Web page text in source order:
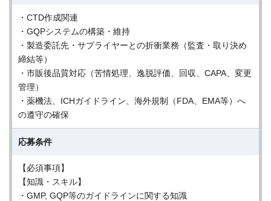
・CTD作成関連
・GQPシステムの構築・維持
・製造委託先・サプライヤーとの折衝業務（監査・取り決め
締結等）
・市販後品質対応（苦情処理、逸脱評価、回収、CAPA、変更
管理）
・薬機法、ICHガイドライン、海外規制（FDA、EMA等）へ
の遵守の確保
応募条件
【必須事項】
【知識・スキル】
・GMP, GQP等のガイドラインに関する知識